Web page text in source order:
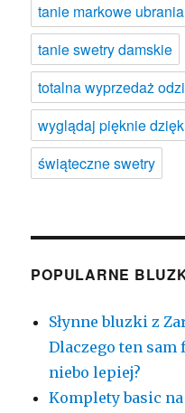
tanie markowe
tanie swetry damskie
totalna wyprzedaż
wyglądaj pięknie
świąteczne swetry
POPULARNE
Słynne bluzki z
Dlaczego ten sam
niebo lepiej?
Komplety basic